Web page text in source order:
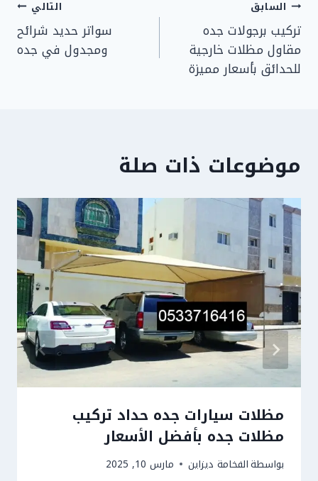
تصفّح
المقالات
السابق
تركيب برجولات جده
مقاول مظلات خارجية
للحدائق بأسعار مميزة
التالي
سواتر حديد شرائح
ومجدول في جده
موضوعات ذات صلة
مظلات سيارات جده حداد تركيب
مظلات جده بأفضل الأسعار
بواسطةالفخامة ديزاين مارس 10, 2025